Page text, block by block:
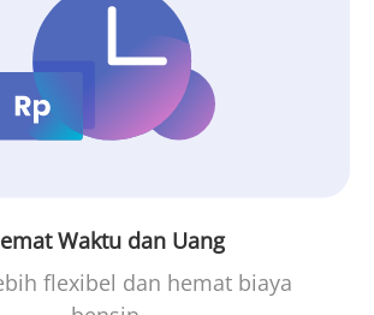
Waktu dan Uang
flexibel dan hemat biaya